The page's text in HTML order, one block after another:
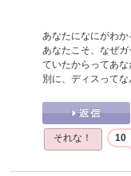
あなたになにがわ
あなたこそ、なぜ
ていたからってあな
別に、ディスってな
それな！ 10